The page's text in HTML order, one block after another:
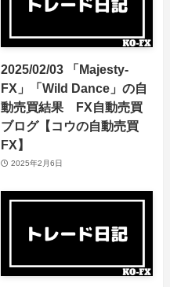
2025/02/03 「Majesty-
FX」「Wild Dance」の自
動売買結果 FX自動売買
ブログ【コウの自動売買
FX】
2025年2月6日